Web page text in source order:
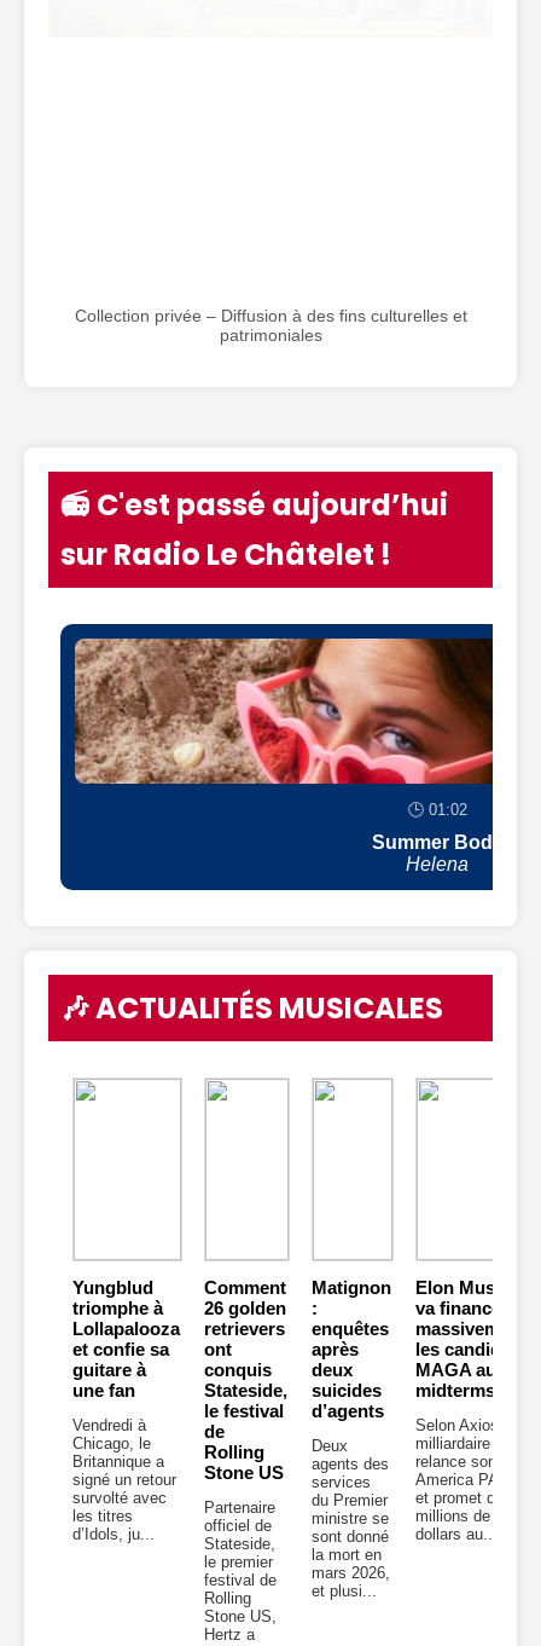
Collection privée – Diffusion à des fins culturelles et
patrimoniales
📻 C'est passé aujourd’hui
sur Radio Le Châtelet !
🕒 01:02
Summer Body
Helena
🎶 ACTUALITÉS MUSICALES
Yungblud
triomphe à
Lollapalooza
et confie sa
guitare à
une fan
Vendredi à
Chicago, le
Britannique a
signé un retour
survolté avec
les titres
d’Idols, ju...
Comment
26 golden
retrievers
ont
conquis
Stateside,
le festival
de
Rolling
Stone US
Partenaire
officiel de
Stateside,
le premier
festival de
Rolling
Stone US,
Hertz a
Matignon
:
enquêtes
après
deux
suicides
d’agents
Deux
agents des
services
du Premier
ministre se
sont donné
la mort en
mars 2026,
et plusi...
Elon Musk
va financer
massivement
les candidats
MAGA aux
midterms
Selon Axios, le
milliardaire
relance son
America PAC
et promet des
millions de
dollars au...